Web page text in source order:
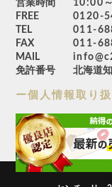
築年数
小学校区
営業時間
10:00
FREE
0120-
TEL
011-
FAX
011-
MAIL
免許番号
北海道
ー個人情報取り